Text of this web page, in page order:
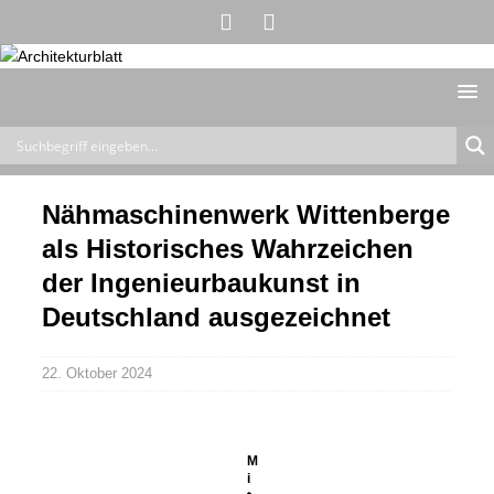
Nähmaschinenwerk Wittenberge
als Historisches Wahrzeichen
der Ingenieurbaukunst in
Deutschland ausgezeichnet
22. Oktober 2024
M
i